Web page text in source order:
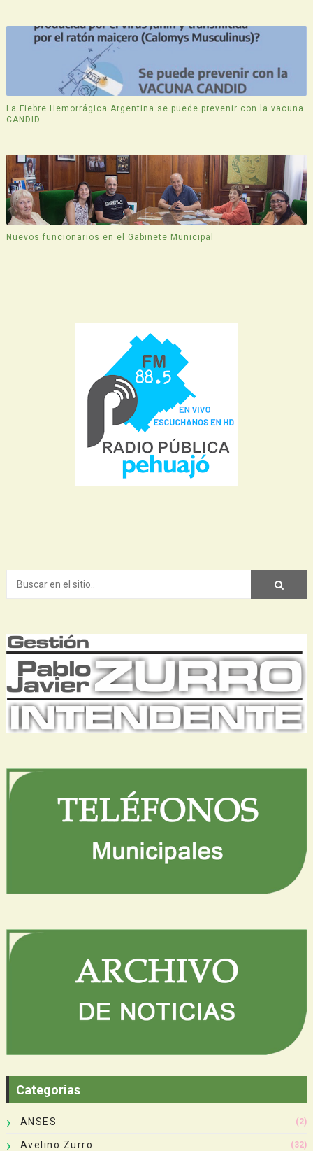
La Fiebre Hemorrágica Argentina se puede prevenir con la vacuna
CANDID
Nuevos funcionarios en el Gabinete Municipal
Categorias
ANSES (2)
Avelino Zurro (32)